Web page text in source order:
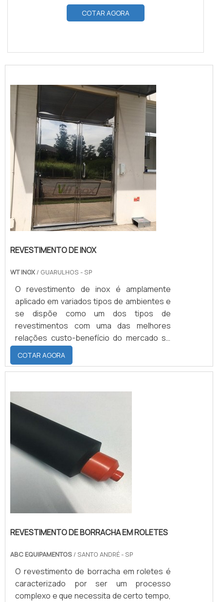
COTAR AGORA
REVESTIMENTO DE INOX
WT INOX / GUARULHOS - SP
O revestimento de inox é amplamente
aplicado em variados tipos de ambientes e
se dispõe como um dos tipos de
revestimentos com uma das melhores
relações custo-benefício do mercado se
comparado a outros materiais.O
revestimento de aço inox é indicado para
ser aplicado tanto em ambientes internos
variedade de fatores, como umidade,
temperaturas elevadas, entre o...
COTAR AGORA
REVESTIMENTO DE BORRACHA EM ROLETES
ABC EQUIPAMENTOS / SANTO ANDRÉ - SP
O revestimento de borracha em roletes é
caracterizado por ser um processo
complexo e que necessita de certo tempo,